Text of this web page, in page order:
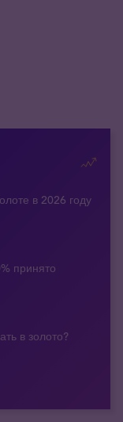
в 2026 году
принято
в золото?